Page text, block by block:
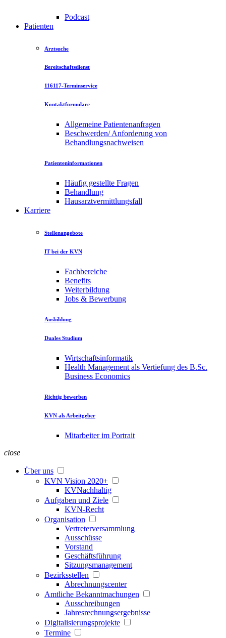
Podcast
Patienten
Arztsuche
Bereitschaftsdienst
116117-Terminservice
Kontaktformulare
Allgemeine Patientenanfragen
Beschwerden/ Anforderung von
Behandlungsnachweisen
Patienteninformationen
Häufig gestellte Fragen
Behandlung
Hausarztvermittlungsfall
Karriere
Stellenangebote
IT bei der KVN
Fachbereiche
Benefits
Weiterbildung
Jobs & Bewerbung
Ausbildung
Duales Studium
Wirtschaftsinformatik
Health Management als Vertiefung des B.Sc.
Business Economics
Richtig bewerben
KVN als Arbeitgeber
Mitarbeiter im Portrait
close
Über uns
KVN Vision 2020+
KVNachhaltig
Aufgaben und Ziele
KVN-Recht
Organisation
Vertreterversammlung
Ausschüsse
Vorstand
Geschäftsführung
Sitzungsmanagement
Bezirksstellen
Abrechnungscenter
Amtliche Bekanntmachungen
Ausschreibungen
Jahresrechnungsergebnisse
Digitalisierungsprojekte
Termine